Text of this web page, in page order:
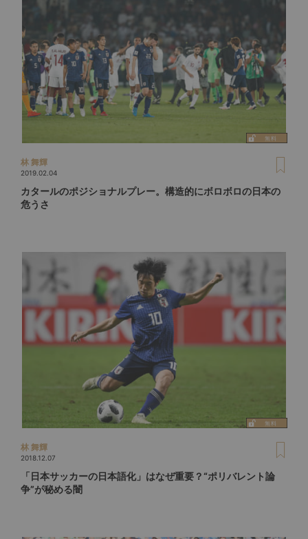
林 舞輝
2019.02.04
カタールのポジショナルプレー。構造的にボロボロの日本の
危うさ
林 舞輝
2018.12.07
「日本サッカーの日本語化」はなぜ重要？“ポリバレント論
争”が秘める闇